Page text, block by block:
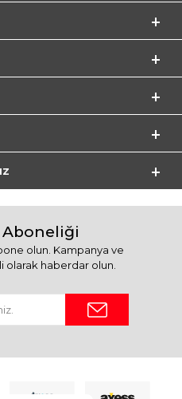
olun. Kampanya ve
haberdar olun.